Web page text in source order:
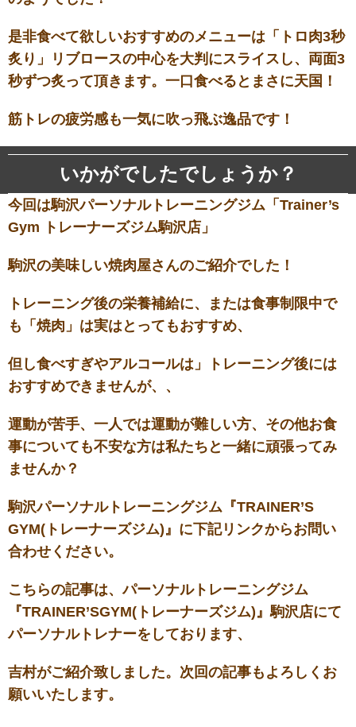
是非食べて欲しいおすすめのメニューは「トロ肉3秒
炙り」リブロースの中心を大判にスライスし、両面3
秒ずつ炙って頂きます。一口食べるとまさに天国！
筋トレの疲労感も一気に吹っ飛ぶ逸品です！
いかがでしたでしょうか？
今回は駒沢パーソナルトレーニングジム「Trainer’s
Gym トレーナーズジム駒沢店」
駒沢の美味しい焼肉屋さんのご紹介でした！
トレーニング後の栄養補給に、または食事制限中で
も「焼肉」は実はとってもおすすめ、
但し食べすぎやアルコールは」トレーニング後には
おすすめできませんが、、
運動が苦手、一人では運動が難しい方、その他お食
事についても不安な方は私たちと一緒に頑張ってみ
ませんか？
駒沢パーソナルトレーニングジム『TRAINER’S
GYM(トレーナーズジム)』に下記リンクからお問い
合わせください。
こちらの記事は、パーソナルトレーニングジム
『TRAINER’SGYM(トレーナーズジム)』駒沢店にて
パーソナルトレナーをしております、
吉村がご紹介致しました。次回の記事もよろしくお
願いいたします。